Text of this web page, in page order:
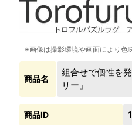
※画像は撮影環境や画面により色
商品名
組合せで個性を
リー』
商品ID